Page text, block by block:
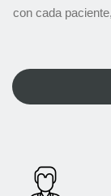
con cada